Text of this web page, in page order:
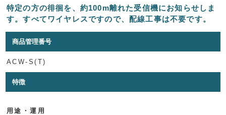
特定の方の徘徊を、約100m離れた受信機にお知らせしま
す。すべてワイヤレスですので、配線工事は不要です。
商品管理番号
ACW-S(T)
特徴
用途・運用